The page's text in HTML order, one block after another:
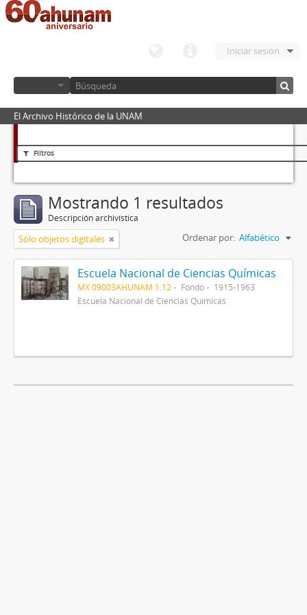
Iniciar sesión
El Archivo Histórico de la UNAM
Filtros
Mostrando 1 resultados
Descripción archivística
Sólo objetos digitales Ordenar por: Alfabético
Escuela Nacional de Ciencias Químicas
MX 09003AHUNAM 1.12 Fondo
1915-1963
Escuela Nacional de Ciencias Químicas